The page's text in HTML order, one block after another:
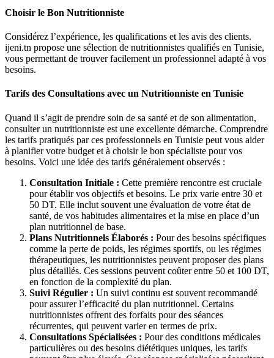
Choisir le Bon Nutritionniste
Considérez l’expérience, les qualifications et les avis des clients.
ijeni.tn propose une sélection de nutritionnistes qualifiés en Tunisie,
vous permettant de trouver facilement un professionnel adapté à vos
besoins.
Tarifs des Consultations avec un Nutritionniste en Tunisie
Quand il s’agit de prendre soin de sa santé et de son alimentation,
consulter un nutritionniste est une excellente démarche. Comprendre
les tarifs pratiqués par ces professionnels en Tunisie peut vous aider
à planifier votre budget et à choisir le bon spécialiste pour vos
besoins. Voici une idée des tarifs généralement observés :
Consultation Initiale : Cette première rencontre est cruciale
pour établir vos objectifs et besoins. Le prix varie entre 30 et
50 DT. Elle inclut souvent une évaluation de votre état de
santé, de vos habitudes alimentaires et la mise en place d’un
plan nutritionnel de base.
Plans Nutritionnels Élaborés : Pour des besoins spécifiques
comme la perte de poids, les régimes sportifs, ou les régimes
thérapeutiques, les nutritionnistes peuvent proposer des plans
plus détaillés. Ces sessions peuvent coûter entre 50 et 100 DT,
en fonction de la complexité du plan.
Suivi Régulier : Un suivi continu est souvent recommandé
pour assurer l’efficacité du plan nutritionnel. Certains
nutritionnistes offrent des forfaits pour des séances
récurrentes, qui peuvent varier en termes de prix.
Consultations Spécialisées : Pour des conditions médicales
particulières ou des besoins diététiques uniques, les tarifs